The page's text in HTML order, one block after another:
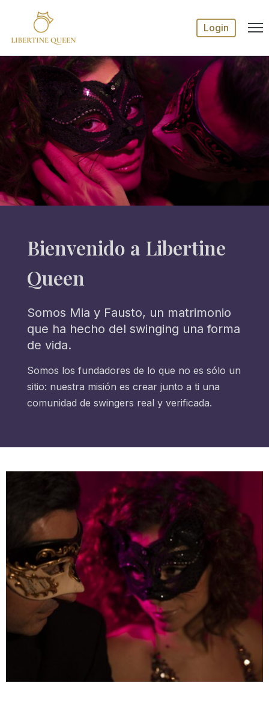
Login
Bienvenido a Libertine
Queen
Somos Mia y Fausto, un matrimonio
que ha hecho del swinging una forma
de vida.
Somos los fundadores de lo que no es sólo un
sitio: nuestra misión es crear junto a ti una
comunidad de swingers real y verificada.